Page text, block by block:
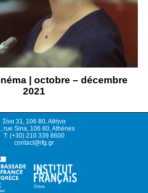
| octobre – décembre
2021
Σίνα 31, 106 80, Αθήνα
rue Sina, 106 80, Athènes
T: (+30) 210 339 8600
contact@ifg.gr